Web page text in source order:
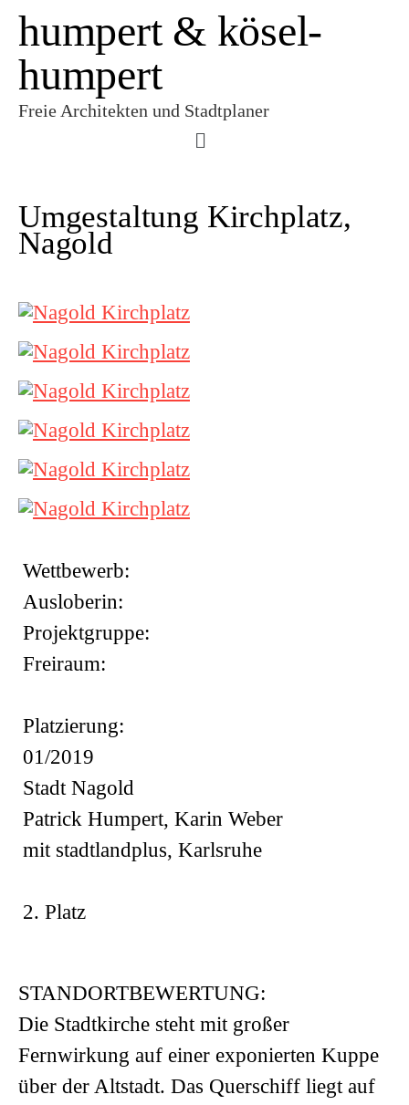
humpert & kösel-
humpert
Freie Architekten und Stadtplaner
Umgestaltung Kirchplatz,
Nagold
Wettbewerb:
Ausloberin:
Projektgruppe:
Freiraum:
Platzierung:
01/2019
Stadt Nagold
Patrick Humpert, Karin Weber
mit stadtlandplus, Karlsruhe
2. Platz
STANDORTBEWERTUNG:
Die Stadtkirche steht mit großer
Fernwirkung auf einer exponierten Kuppe
über der Altstadt. Das Querschiff liegt auf